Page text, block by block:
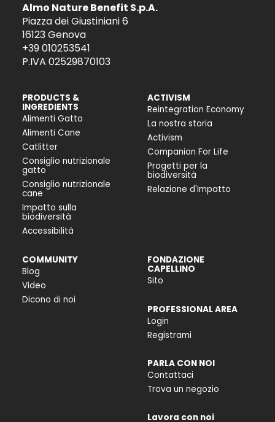
Almo Nature Benefit S.p.A.
Piazza dei Giustiniani 6
16123 Genova
+39 010253541
P.IVA 02529870103
PRODUCTS &
INGREDIENTS
Alimenti Gatto
Alimenti Cane
Catlitter
Consiglio nutrizionale
gatto
Consiglio nutrizionale
cane
Impatto sulla
biodiversità
Accessibilità
ACTIVISM
Reintegration Economy
La nostra storia
Activism
Companion For Life
Progetti per la
biodiversità
Relazione d'Impatto
COMMUNITY
Blog
Video
Dicono di noi
FONDAZIONE
CAPELLINO
Sito
PROFESSIONAL AREA
Login
Registrami
PARLA CON NOI
Contattaci
Trova un negozio
Lavora con noi